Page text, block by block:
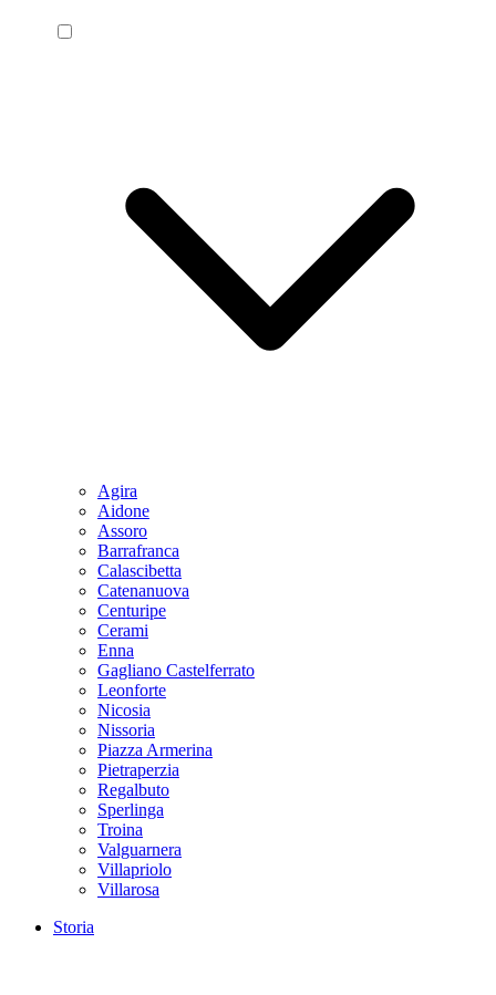
Agira
Aidone
Assoro
Barrafranca
Calascibetta
Catenanuova
Centuripe
Cerami
Enna
Gagliano Castelferrato
Leonforte
Nicosia
Nissoria
Piazza Armerina
Pietraperzia
Regalbuto
Sperlinga
Troina
Valguarnera
Villapriolo
Villarosa
Storia